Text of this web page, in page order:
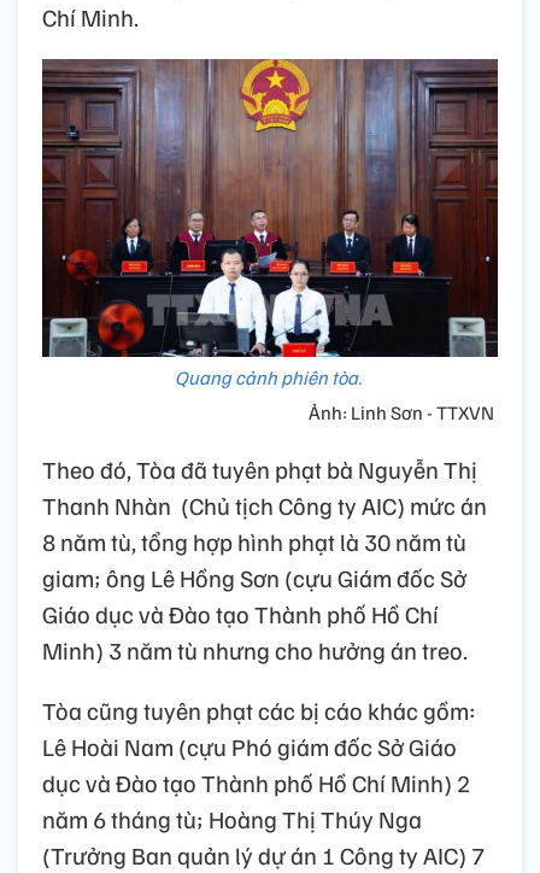
Chí Minh.
Quang cảnh phiên tòa.
Ảnh: Linh Sơn - TTXVN
Theo đó, Tòa đã tuyên phạt bà Nguyễn Thị
Thanh Nhàn (Chủ tịch Công ty AIC) mức án
8 năm tù, tổng hợp hình phạt là 30 năm tù
giam; ông Lê Hồng Sơn (cựu Giám đốc Sở
Giáo dục và Đào tạo Thành phố Hồ Chí
Minh) 3 năm tù nhưng cho hưởng án treo.
Tòa cũng tuyên phạt các bị cáo khác gồm:
Lê Hoài Nam (cựu Phó giám đốc Sở Giáo
dục và Đào tạo Thành phố Hồ Chí Minh) 2
năm 6 tháng tù; Hoàng Thị Thúy Nga
(Trưởng Ban quản lý dự án 1 Công ty AIC) 7